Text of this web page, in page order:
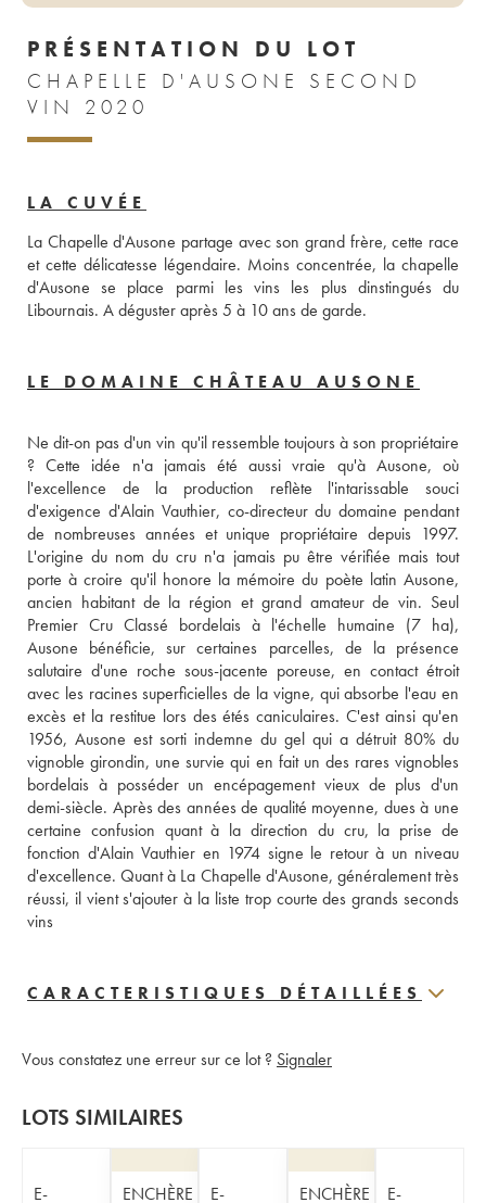
PRÉSENTATION DU LOT
CHAPELLE D'AUSONE SECOND
VIN 2020
LA CUVÉE
La Chapelle d'Ausone partage avec son grand frère, cette race
et cette délicatesse légendaire. Moins concentrée, la chapelle
d'Ausone se place parmi les vins les plus dinstingués du
Libournais. A déguster après 5 à 10 ans de garde.
LE DOMAINE CHÂTEAU AUSONE
Ne dit-on pas d'un vin qu'il ressemble toujours à son propriétaire
? Cette idée n'a jamais été aussi vraie qu'à Ausone, où
l'excellence de la production reflète l'intarissable souci
d'exigence d'Alain Vauthier, co-directeur du domaine pendant
de nombreuses années et unique propriétaire depuis 1997.
L'origine du nom du cru n'a jamais pu être vérifiée mais tout
porte à croire qu'il honore la mémoire du poète latin Ausone,
ancien habitant de la région et grand amateur de vin. Seul
Premier Cru Classé bordelais à l'échelle humaine (7 ha),
Ausone bénéficie, sur certaines parcelles, de la présence
salutaire d'une roche sous-jacente poreuse, en contact étroit
avec les racines superficielles de la vigne, qui absorbe l'eau en
excès et la restitue lors des étés caniculaires. C'est ainsi qu'en
1956, Ausone est sorti indemne du gel qui a détruit 80% du
vignoble girondin, une survie qui en fait un des rares vignobles
bordelais à posséder un encépagement vieux de plus d'un
demi-siècle. Après des années de qualité moyenne, dues à une
certaine confusion quant à la direction du cru, la prise de
fonction d'Alain Vauthier en 1974 signe le retour à un niveau
d'excellence. Quant à La Chapelle d'Ausone, généralement très
réussi, il vient s'ajouter à la liste trop courte des grands seconds
vins
CARACTERISTIQUES DÉTAILLÉES
Vous constatez une erreur sur ce lot ? Signaler
LOTS SIMILAIRES
E- ENCHÈRE E- ENCHÈRE E-